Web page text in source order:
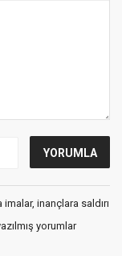
inançlara saldırı
yorumlar